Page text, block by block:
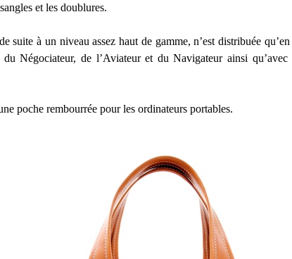
et les doublures.
suite à un niveau assez haut de gamme, n’est distribuée
Négociateur, de l’Aviateur et du Navigateur ainsi
poche rembourrée pour les ordinateurs portables.